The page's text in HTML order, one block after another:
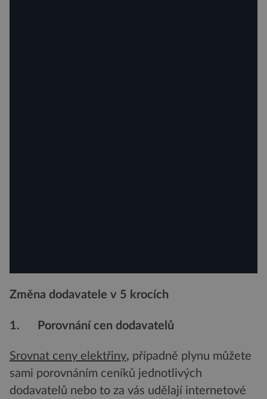
Změna dodavatele v 5 krocích
1. Porovnání cen dodavatelů
Srovnat ceny elektřiny, případně plynu můžete
sami porovnáním ceníků jednotlivých
dodavatelů nebo to za vás udělají internetové